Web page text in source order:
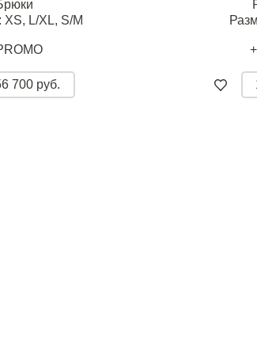
XS, L/XL, S/M
700 руб.